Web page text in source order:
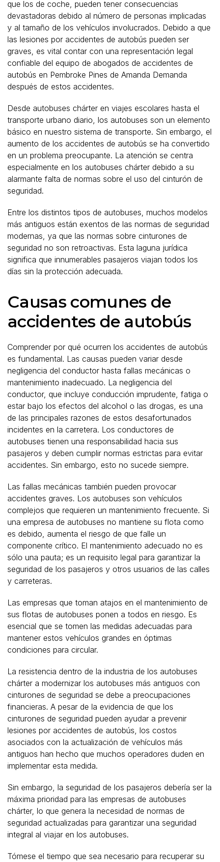
que los de coche, pueden tener consecuencias
devastadoras debido al número de personas implicadas
y al tamaño de los vehículos involucrados. Debido a que
las lesiones por accidentes de autobús pueden ser
graves, es vital contar con una representación legal
confiable del equipo de abogados de accidentes de
autobús en Pembroke Pines de Amanda Demanda
después de estos accidentes.
Desde autobuses chárter en viajes escolares hasta el
transporte urbano diario, los autobuses son un elemento
básico en nuestro sistema de transporte. Sin embargo, el
aumento de los accidentes de autobús se ha convertido
en un problema preocupante. La atención se centra
especialmente en los autobuses chárter debido a su
alarmante falta de normas sobre el uso del cinturón de
seguridad.
Entre los distintos tipos de autobuses, muchos modelos
más antiguos están exentos de las normas de seguridad
modernas, ya que las normas sobre cinturones de
seguridad no son retroactivas. Esta laguna jurídica
significa que innumerables pasajeros viajan todos los
días sin la protección adecuada.
Causas comunes de
accidentes de autobús
Comprender por qué ocurren los accidentes de autobús
es fundamental. Las causas pueden variar desde
negligencia del conductor hasta fallas mecánicas o
mantenimiento inadecuado. La negligencia del
conductor, que incluye conducción imprudente, fatiga o
estar bajo los efectos del alcohol o las drogas, es una
de las principales razones de estos desafortunados
incidentes en la carretera. Los conductores de
autobuses tienen una responsabilidad hacia sus
pasajeros y deben cumplir normas estrictas para evitar
accidentes. Sin embargo, esto no sucede siempre.
Las fallas mecánicas también pueden provocar
accidentes graves. Los autobuses son vehículos
complejos que requieren un mantenimiento frecuente. Si
una empresa de autobuses no mantiene su flota como
es debido, aumenta el riesgo de que falle un
componente crítico. El mantenimiento adecuado no es
sólo una pauta; es un requisito legal para garantizar la
seguridad de los pasajeros y otros usuarios de las calles
y carreteras.
Las empresas que toman atajos en el mantenimiento de
sus flotas de autobuses ponen a todos en riesgo. Es
esencial que se tomen las medidas adecuadas para
mantener estos vehículos grandes en óptimas
condiciones para circular.
La resistencia dentro de la industria de los autobuses
chárter a modernizar los autobuses más antiguos con
cinturones de seguridad se debe a preocupaciones
financieras. A pesar de la evidencia de que los
cinturones de seguridad pueden ayudar a prevenir
lesiones por accidentes de autobús, los costos
asociados con la actualización de vehículos más
antiguos han hecho que muchos operadores duden en
implementar esta medida.
Sin embargo, la seguridad de los pasajeros debería ser la
máxima prioridad para las empresas de autobuses
chárter, lo que genera la necesidad de normas de
seguridad actualizadas para garantizar una seguridad
integral al viajar en los autobuses.
Tómese el tiempo que sea necesario para recuperar su